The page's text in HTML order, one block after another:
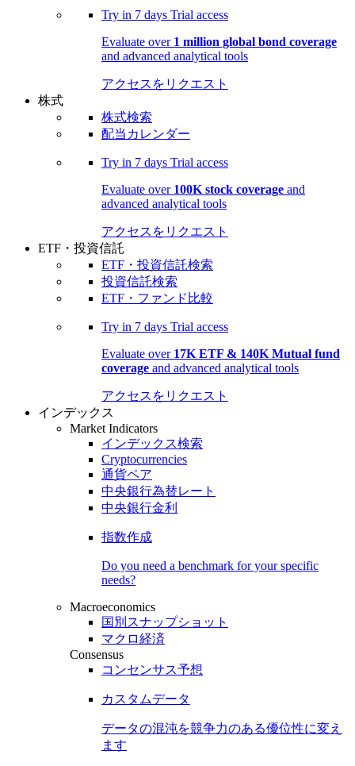
Try in 7 days Trial access
Evaluate over 1 million global bond coverage
and advanced analytical tools
アクセスをリクエスト
株式
株式検索
配当カレンダー
Try in 7 days Trial access
Evaluate over 100K stock coverage and
advanced analytical tools
アクセスをリクエスト
ETF・投資信託
ETF・投資信託検索
投資信託検索
ETF・ファンド比較
Try in 7 days Trial access
Evaluate over 17K ETF & 140K Mutual fund
coverage and advanced analytical tools
アクセスをリクエスト
インデックス
Market Indicators
インデックス検索
Cryptocurrencies
通貨ペア
中央銀行為替レート
中央銀行金利
指数作成
Do you need a benchmark for your specific
needs?
Macroeconomics
国別スナップショット
マクロ経済
Consensus
コンセンサス予想
カスタムデータ
データの混沌を競争力のある優位性に変え
ます